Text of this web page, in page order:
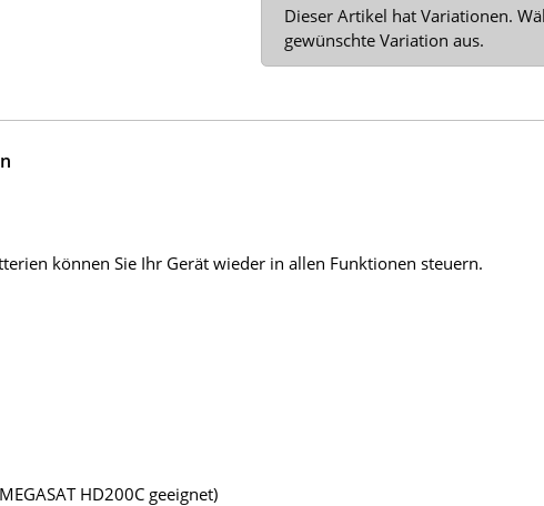
x
Dieser Artikel hat Variationen.
gewünschte Variation aus.
können Sie Ihr Gerät wieder in allen Funktionen steuern.
HD200C geeignet)